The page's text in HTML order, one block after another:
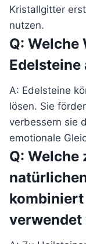
Kristallgitter
nutzen.
Q: Welche
Edelsteine
A: Edelsteine
lösen. Sie
verbessern sie
emotionale
Q: Welche
verwendet